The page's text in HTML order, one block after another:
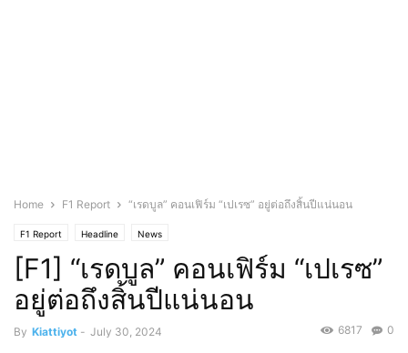
Home F1 Report “เรดบูล” คอนเฟิร์ม “เปเรซ” อยู่ต่อถึงสิ้นปีแน่นอน
F1 Report Headline News
[F1] “เรดบูล” คอนเฟิร์ม “เปเรซ”
อยู่ต่อถึงสิ้นปีแน่นอน
By Kiattiyot - July 30, 2024 0
6817